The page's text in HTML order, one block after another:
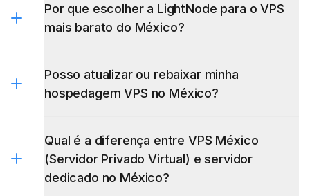
Por que escolher a LightNode para o VPS
mais barato do México?
Posso atualizar ou rebaixar minha
hospedagem VPS no México?
Qual é a diferença entre VPS México
(Servidor Privado Virtual) e servidor
dedicado no México?